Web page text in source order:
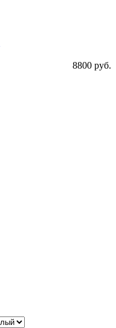
8800 руб.